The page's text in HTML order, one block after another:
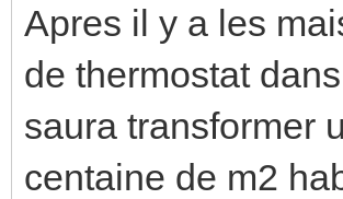
Apres il y a les
de thermostat
saura transformer
centaine de m2